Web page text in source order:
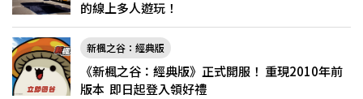
的線上多人遊玩！
新楓之谷：經典版
《新楓之谷：經典版》正式開服！ 重現2010年前
版本 即日起登入領好禮